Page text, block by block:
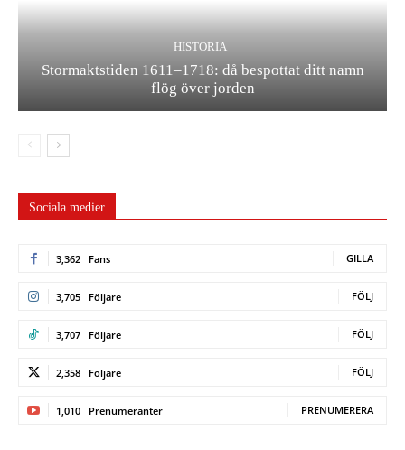
HISTORIA
Stormaktstiden 1611–1718: då bespottat ditt namn
flög över jorden
Sociala medier
3,362 Fans GILLA
3,705 Följare FÖLJ
3,707 Följare FÖLJ
2,358 Följare FÖLJ
1,010 Prenumeranter PRENUMERERA